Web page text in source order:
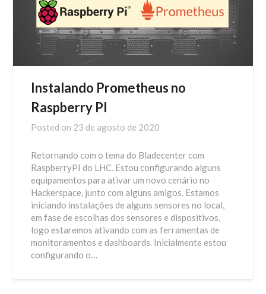
Instalando Prometheus no
Raspberry PI
Posted on 23 de agosto de 2020
Retornando com o tema do Bladecenter com
RaspberryPI do LHC. Estou configurando alguns
equipamentos para ativar um novo cenário no
Hackerspace, junto com alguns amigos. Estamos
iniciando instalações de alguns sensores no local,
em fase de escolhas dos sensores e dispositivos,
logo estaremos ativando com as ferramentas de
monitoramentos e dashboards. Inicialmente estou
configurando o…